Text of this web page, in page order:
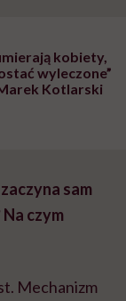
kobiety,
wyleczone”
Kotlarski
sam
czym
Mechanizm